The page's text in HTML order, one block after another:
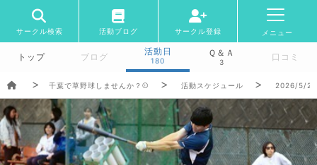
サークル検索 活動ブログ サークル登録 メニュー
トップ ブログ
活動日
180
Ｑ＆Ａ
3 口コミ
千葉で草野球しませんか？⚾️ 活動スケジュール 2026/5/